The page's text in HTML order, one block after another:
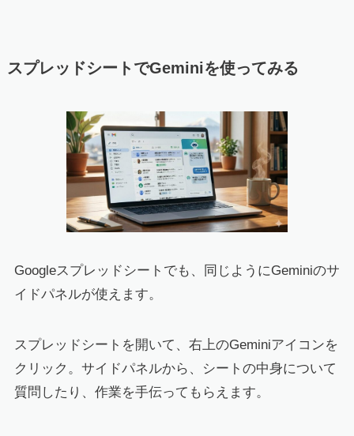
スプレッドシートでGeminiを使ってみる
Googleスプレッドシートでも、同じようにGeminiのサ
イドパネルが使えます。
スプレッドシートを開いて、右上のGeminiアイコンを
クリック。サイドパネルから、シートの中身について
質問したり、作業を手伝ってもらえます。